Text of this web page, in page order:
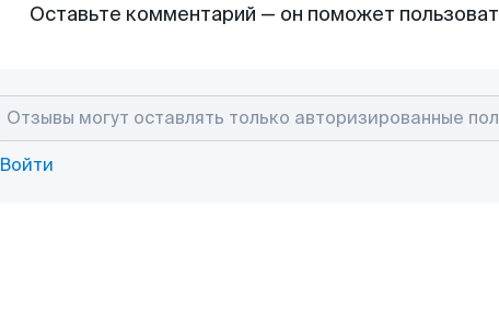
Оставьте комментарий — он поможет
Войти